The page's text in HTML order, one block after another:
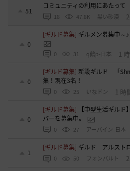
51
コミュニティの利用にあたって
18 47.8K 黒い砂漠
0
[ギルド募集] ギルメン募集中～
0 31 q鵺p-日本 1
0
[ギルド募集]新設ギルド 「
集！現在3名！
0 25 いなドン 1 時
0
[ギルド募集]
【中型生活ギル
バーを募集中。
0 27 アーバイン-日本
1
[ギルド募集] ギルド アルスト
0 50 フォンバルト